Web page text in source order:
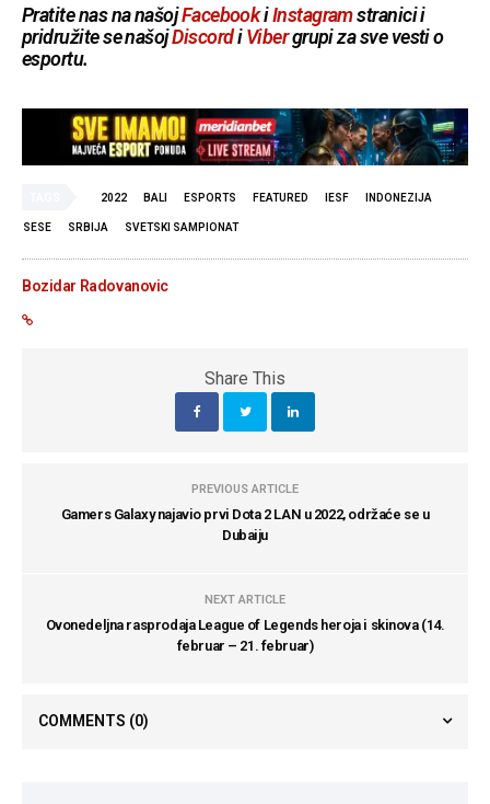
Pratite nas na našojFacebookiInstagramstranici i
pridružite se našojDiscordiVibergrupi za sve vesti o
esportu.
2022 BALI ESPORTS FEATURED IESF INDONEZIJA
SESE SRBIJA SVETSKI SAMPIONAT
Bozidar Radovanovic
Share This
PREVIOUS ARTICLE
Gamers Galaxy najavio prvi Dota 2 LAN u 2022, održaće se u
Dubaiju
NEXT ARTICLE
Ovonedeljna rasprodaja League of Legends heroja i skinova (14.
februar – 21. februar)
COMMENTS (0)